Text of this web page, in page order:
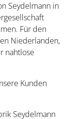
Seydelmann in
Für den
Niederlanden,
nahtlose
Kunden
Seydelmann